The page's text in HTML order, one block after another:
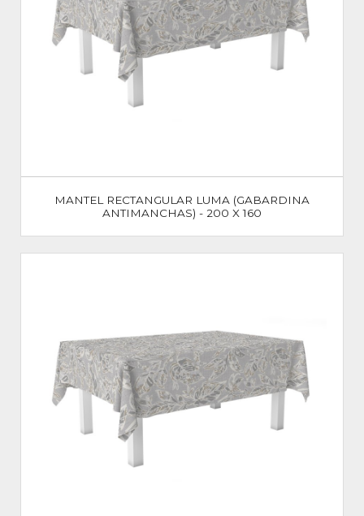
MANTEL RECTANGULAR LUMA (GABARDINA
ANTIMANCHAS) - 200 X 160